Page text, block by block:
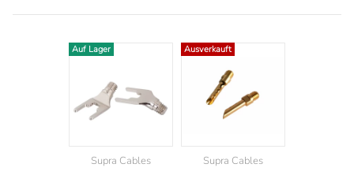
Auf Lager
Supra Cables
Ausverkauft
Supra Cables